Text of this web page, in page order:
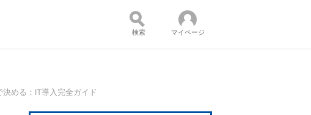
コンテンツ：
順：
検索 マイページ
める：IT導入完全ガイド